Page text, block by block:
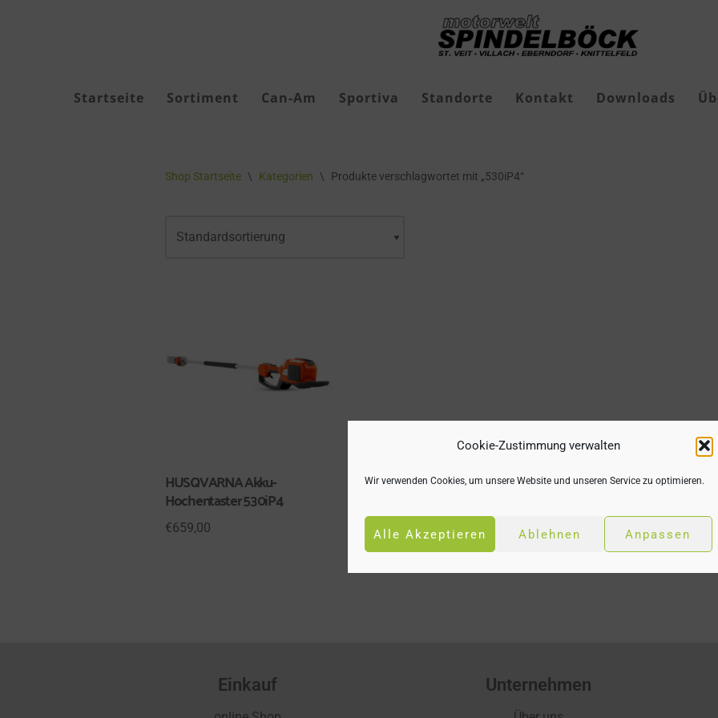
Cookie-Zustimmung verwalten
Wir verwenden Cookies, um unsere Website und unseren Service zu optimieren.
Alle Akzeptieren Ablehnen Anpassen
Startseite Sortiment Can-Am Sportiva Standorte Kontakt Downloads
Akkus & Ladegeräte Geschenkgutscheine
Shop Startseite \ Kategorien \ Produkte verschlagwortet mit „530iP4“
HUSQVARNA Akku-
Hochentaster 530iP4
€659,00
Einkauf Unternehmen